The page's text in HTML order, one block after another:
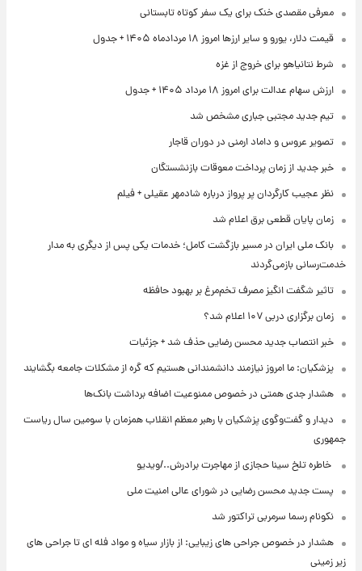
معرفی مقصدی خنک برای یک سفر کوتاه تابستانی
قیمت دلار، یورو و سایر ارزها امروز ۱۸ مردادماه ۱۴۰۵ + جدول
شرط نتانیاهو برای خروج از غزه
ارزش سهام عدالت برای امروز ۱۸ مرداد ۱۴۰۵ + جدول
تیم جدید مجتبی جباری مشخص شد
تصویر عروس و داماد ارمنی در دوران قاجار
خبر جدید از زمان پرداخت معوقات بازنشستگان
نظر عجیب کارگردان پر پرواز درباره شادمهر عقیلی + فیلم
زمان پایان قطعی برق اعلام شد
بانک ملی ایران در مسیر بازگشت کامل؛ خدمات یکی پس از دیگری به مدار
خدمت‌رسانی بازمی‌گردند
تاثیر شگفت انگیز مصرف تخم‌مرغ بر بهبود حافظه
زمان برگزاری دربی ۱۰۷ اعلام شد؟
خبر انتصاب جدید محسن رضایی حذف شد + جزئیات
پزشکیان: ما امروز نیازمند دانشمندانی هستیم که گره از مشکلات جامعه بگشایند
هشدار جدی همتی در خصوص ممنوعیت اضافه ‌برداشت بانک‌ها
دیدار و گفت‌وگوی پزشکیان با رهبر معظم انقلاب همزمان با سومین سال ریاست
جمهوری
⁨ خاطره تلخ سینا حجازی از مهاجرت برادرش../ویدیو
پست جدید محسن رضایی در شورای عالی امنیت ملی
نکونام رسما سرمربی تراکتور شد
هشدار در خصوص جراحی های زیبایی: از بازار سیاه و مواد فله ای تا جراحی های
زیر زمینی